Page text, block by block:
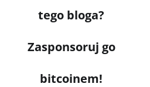
tego bloga?
Zasponsoruj go
bitcoinem!